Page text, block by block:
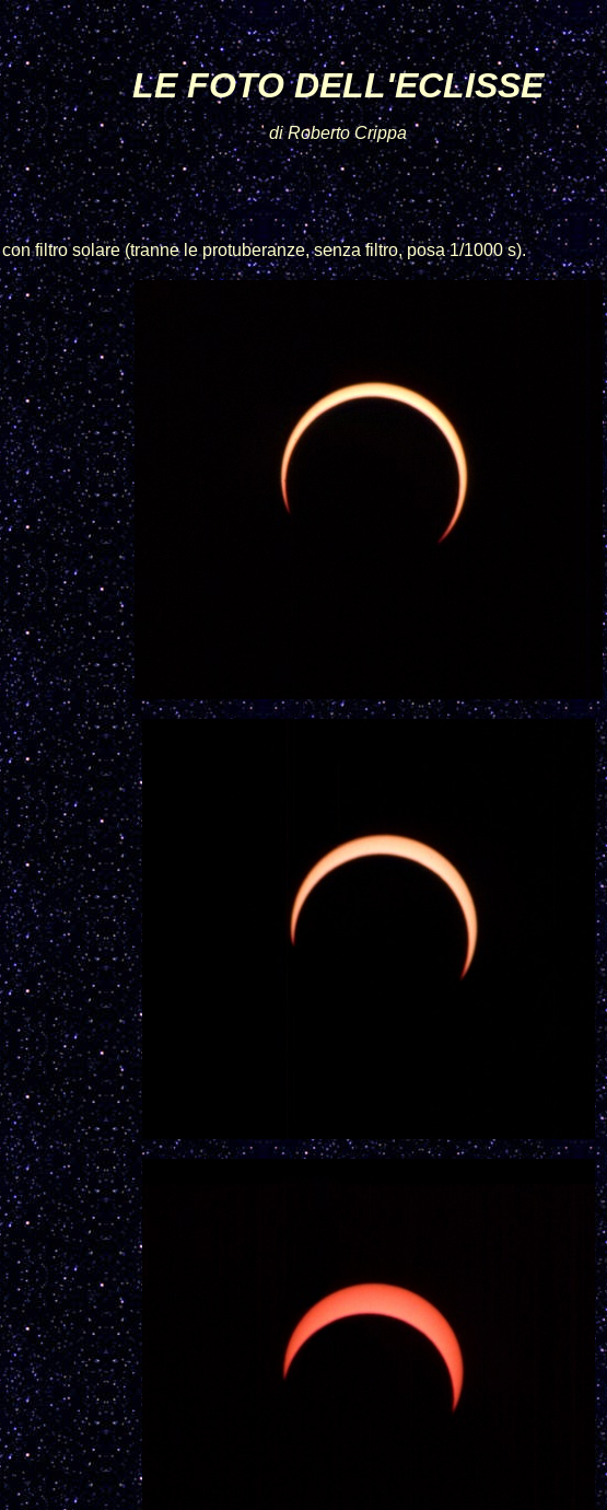
LE FOTO DELL'ECLISSE
di Roberto Crippa
filtro solare (tranne le protuberanze, senza filtro, posa 1/1000 s).